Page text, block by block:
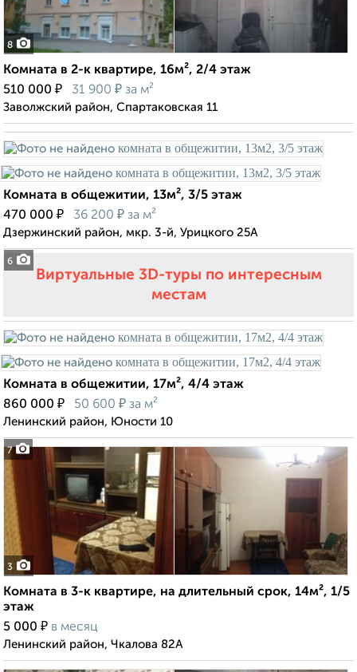
8
Комната в 2-к квартире, 16м², 2/4 этаж
510 000 ₽ 31 900 ₽ за м²
Заволжский район, Спартаковская 11
6
Комната в общежитии, 13м², 3/5 этаж
470 000 ₽ 36 200 ₽ за м²
Дзержинский район, мкр. 3-й, Урицкого 25А
Виртуальные 3D-туры по интересным
местам
7
Комната в общежитии, 17м², 4/4 этаж
860 000 ₽ 50 600 ₽ за м²
Ленинский район, Юности 10
3
Комната в 3-к квартире, на длительный срок, 14м², 1/5
этаж
5 000 ₽ в месяц
Ленинский район, Чкалова 82А